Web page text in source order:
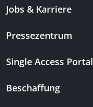
Jobs & Karriere
Pressezentrum
Single Access Portal
Beschaffung